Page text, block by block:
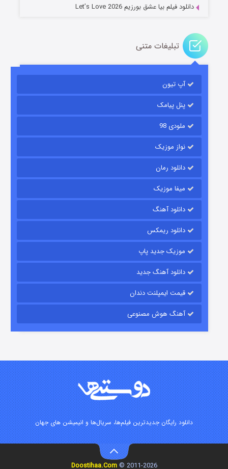
باب اسفنجی فصل ۱۷
قسمت۶ (زیرنویس) منتشر شد
قسمت۱۵ (دوبله) منتشر شد
این دریا طغیان خواهد کرد
دانلود فیلم بیا عشق بورزیم Let’s Love 2026
تبلیغات متنی
آپ تیون
پنل پیامک
ملودی 98
نواز موزیک
دانلود رمان
میفا موزیک
دانلود آهنگ
دانلود ریمکس
موزیک جدید پاپ
دانلود آهنگ جدید
قیمت ایمپلنت دندان
آهنگ هوش مصنوعی
دانلود رایگان جدیدترین فیلم‌ها، سریال‌ها و انیمیشن های جهان
2011-2026 ©
Doostihaa.Com